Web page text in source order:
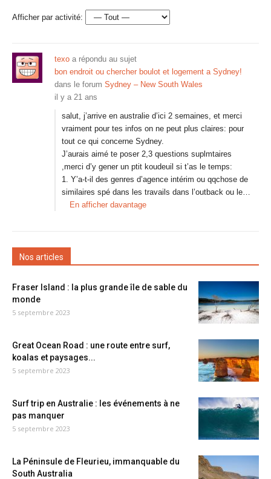
Afficher par activité:
texo a répondu au sujet
bon endroit ou chercher boulot et logement a Sydney!
dans le forum Sydney – New South Wales
il y a 21 ans
salut, j’arrive en australie d’ici 2 semaines, et merci
vraiment pour tes infos on ne peut plus claires: pour
tout ce qui concerne Sydney.
J’aurais aimé te poser 2,3 questions suplmtaires
,merci d’y gener un ptit koudeuil si t’as le temps:
1. Y’a-t-il des genres d’agence intérim ou qqchose de
similaires spé dans les travails dans l’outback ou le…
En afficher davantage
Nos articles
Fraser Island : la plus grande île de sable du
monde
5 septembre 2023
Great Ocean Road : une route entre surf,
koalas et paysages...
5 septembre 2023
Surf trip en Australie : les événements à ne
pas manquer
5 septembre 2023
La Péninsule de Fleurieu, immanquable du
South Australia